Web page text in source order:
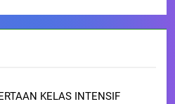
KELAS INTENSIF